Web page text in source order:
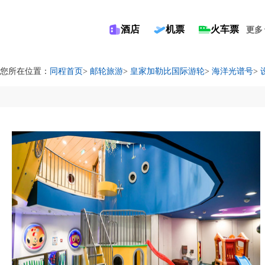
酒店 机票 火车票 更多
您所在位置： 同程首页> 邮轮旅游> 皇家加勒比国际游轮> 海洋光谱号>